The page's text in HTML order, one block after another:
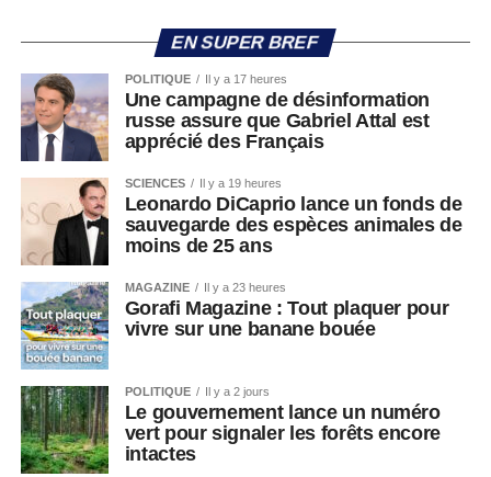
EN SUPER BREF
POLITIQUE Il y a 17 heures
Une campagne de désinformation
russe assure que Gabriel Attal est
apprécié des Français
SCIENCES Il y a 19 heures
Leonardo DiCaprio lance un fonds de
sauvegarde des espèces animales de
moins de 25 ans
MAGAZINE Il y a 23 heures
Gorafi Magazine : Tout plaquer pour
vivre sur une banane bouée
POLITIQUE Il y a 2 jours
Le gouvernement lance un numéro
vert pour signaler les forêts encore
intactes